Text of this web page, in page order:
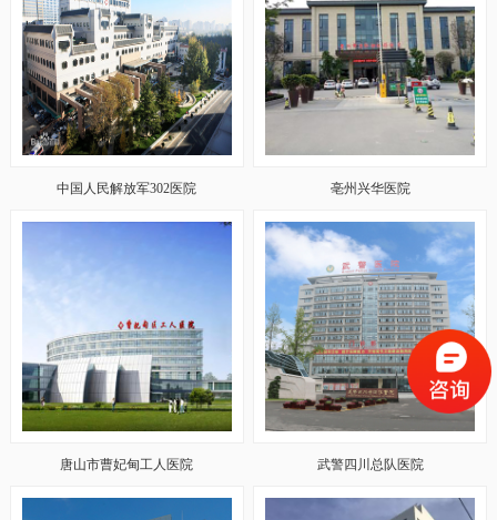
中国人民解放军302医院 亳州兴华医院
唐山市曹妃甸工人医院 武警四川总队医院